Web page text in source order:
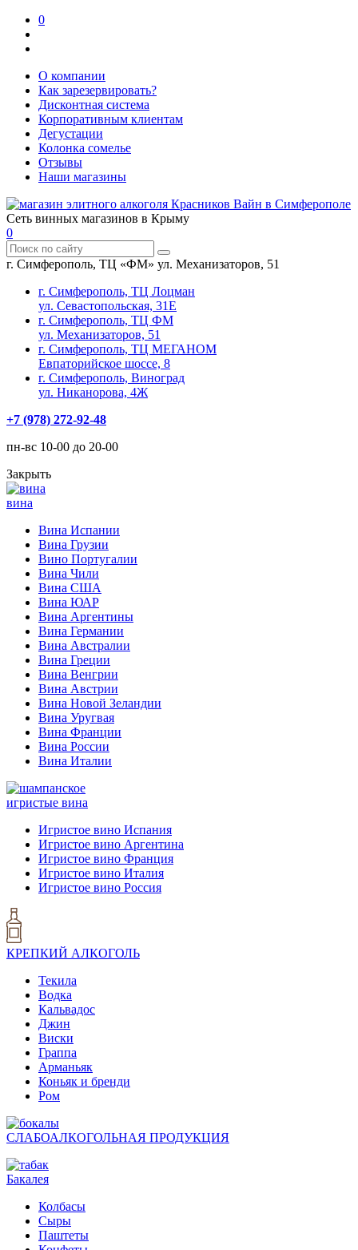
0
О компании
Как зарезервировать?
Дисконтная система
Корпоративным клиентам
Дегустации
Колонка сомелье
Отзывы
Наши магазины
Сеть винных магазинов в Крыму
0
г. Симферополь, ТЦ «ФМ» ул. Механизаторов, 51
г. Симферополь, ТЦ Лоцман
ул. Севастопольская, 31Е
г. Симферополь, ТЦ ФМ
ул. Механизаторов, 51
г. Симферополь, ТЦ МЕГАНОМ
Евпаторийское шоссе, 8
г. Симферополь, Виноград
ул. Никанорова, 4Ж
+7 (978) 272-92-48
пн-вс 10-00 до 20-00
Закрыть
вина
Вина Испании
Вина Грузии
Вино Португалии
Вина Чили
Вина США
Вина ЮАР
Вина Аргентины
Вина Германии
Вина Австралии
Вина Греции
Вина Венгрии
Вина Австрии
Вина Новой Зеландии
Вина Уругвая
Вина Франции
Вина России
Вина Италии
игристые вина
Игристое вино Испания
Игристое вино Аргентина
Игристое вино Франция
Игристое вино Италия
Игристое вино Россия
КРЕПКИЙ АЛКОГОЛЬ
Текила
Водка
Кальвадос
Джин
Виски
Граппа
Арманьяк
Коньяк и бренди
Ром
СЛАБОАЛКОГОЛЬНАЯ ПРОДУКЦИЯ
Бакалея
Колбасы
Сыры
Паштеты